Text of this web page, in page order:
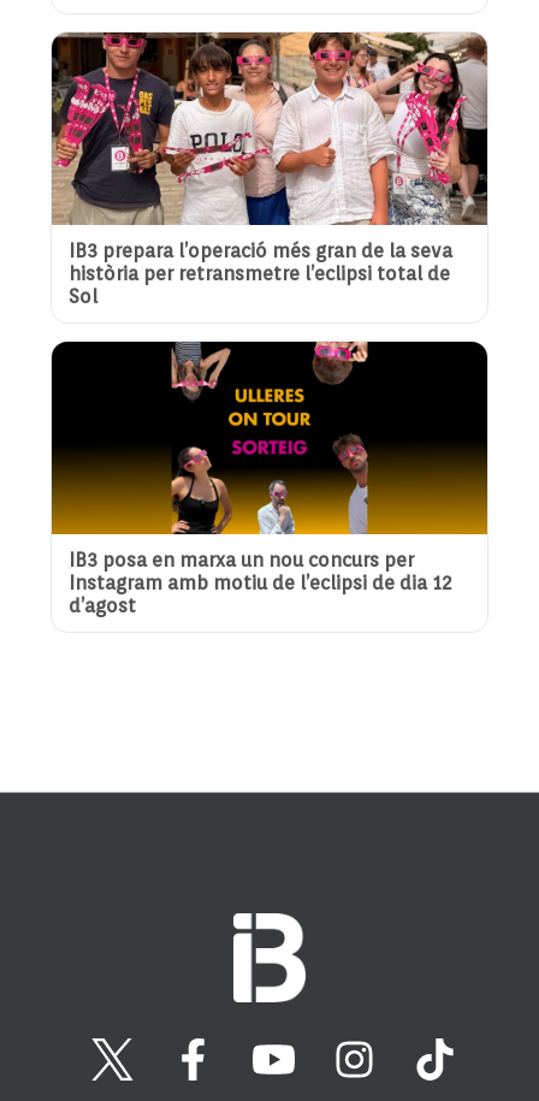
IB3 prepara l’operació més gran de la seva
història per retransmetre l’eclipsi total de
Sol
IB3 posa en marxa un nou concurs per
Instagram amb motiu de l’eclipsi de dia 12
d’agost